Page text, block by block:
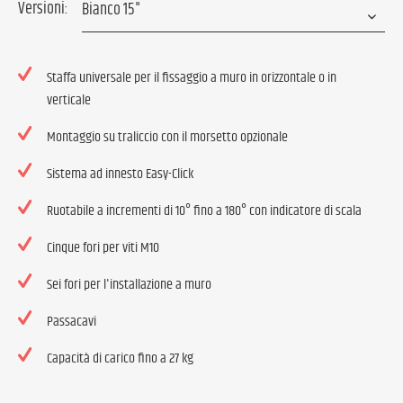
Versioni:
Staffa universale per il fissaggio a muro in orizzontale o in
verticale
Montaggio su traliccio con il morsetto opzionale
Sistema ad innesto Easy-Click
Ruotabile a incrementi di 10° fino a 180° con indicatore di scala
Cinque fori per viti M10
Sei fori per l'installazione a muro
Passacavi
Capacità di carico fino a 27 kg